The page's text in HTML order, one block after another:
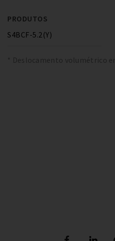
PRODUTOS
S4BCF-5.2(Y)
* Deslocamento volumétrico